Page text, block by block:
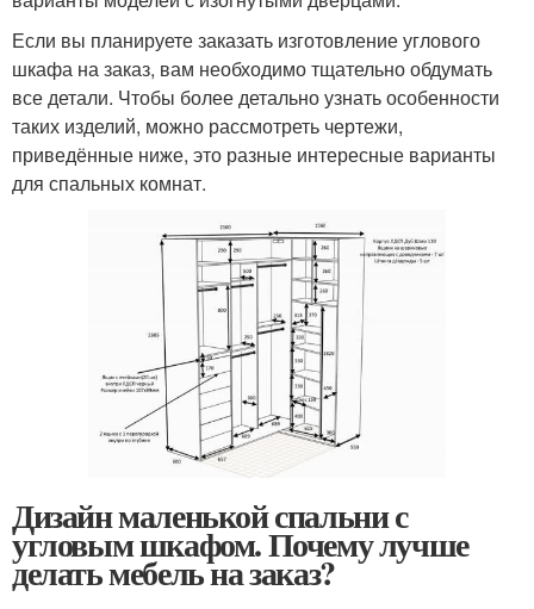
Если вы планируете заказать изготовление углового
шкафа на заказ, вам необходимо тщательно обдумать
все детали. Чтобы более детально узнать особенности
таких изделий, можно рассмотреть чертежи,
приведённые ниже, это разные интересные варианты
для спальных комнат.
Дизайн маленькой спальни с
угловым шкафом. Почему лучше
делать мебель на заказ?